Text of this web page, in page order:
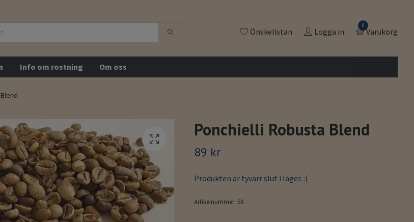
Önskelistan Logga in
0
Varukorg
Info om rostning Om oss
Ponchielli Robusta Blend
89 kr
Produkten är tyvärr slut i lager. :(
Artikelnummer: 58